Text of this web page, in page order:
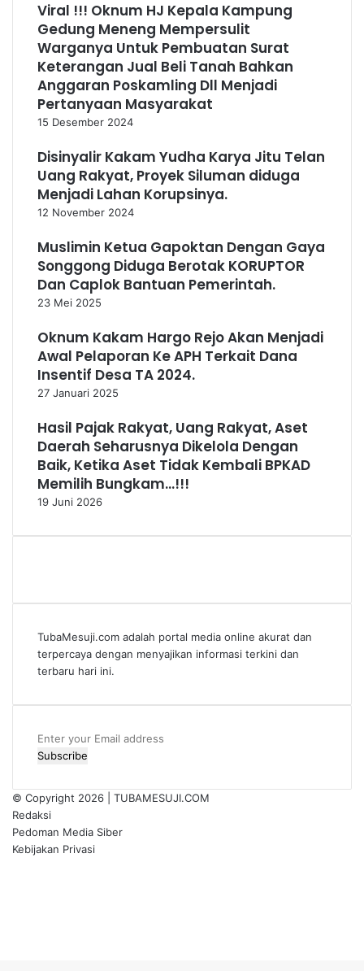
Viral !!! Oknum HJ Kepala Kampung
Gedung Meneng Mempersulit
Warganya Untuk Pembuatan Surat
Keterangan Jual Beli Tanah Bahkan
Anggaran Poskamling Dll Menjadi
Pertanyaan Masyarakat
15 Desember 2024
Disinyalir Kakam Yudha Karya Jitu Telan
Uang Rakyat, Proyek Siluman diduga
Menjadi Lahan Korupsinya.
12 November 2024
Muslimin Ketua Gapoktan Dengan Gaya
Songgong Diduga Berotak KORUPTOR
Dan Caplok Bantuan Pemerintah.
23 Mei 2025
Oknum Kakam Hargo Rejo Akan Menjadi
Awal Pelaporan Ke APH Terkait Dana
Insentif Desa TA 2024.
27 Januari 2025
Hasil Pajak Rakyat, Uang Rakyat, Aset
Daerah Seharusnya Dikelola Dengan
Baik, Ketika Aset Tidak Kembali BPKAD
Memilih Bungkam…!!!
19 Juni 2026
TubaMesuji.com adalah portal media online akurat dan
terpercaya dengan menyajikan informasi terkini dan
terbaru hari ini.
Enter
your
address
© Copyright 2026 | TUBAMESUJI.COM
Redaksi
Pedoman Media Siber
Kebijakan Privasi